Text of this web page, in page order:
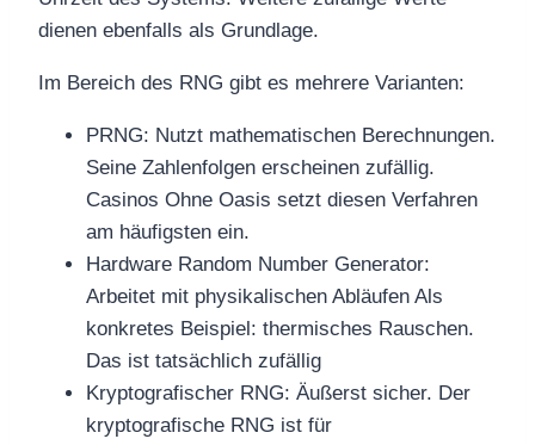
dienen ebenfalls als Grundlage.
Im Bereich des RNG gibt es mehrere Varianten:
PRNG: Nutzt mathematischen Berechnungen.
Seine Zahlenfolgen erscheinen zufällig.
Casinos Ohne Oasis setzt diesen Verfahren
am häufigsten ein.
Hardware Random Number Generator:
Arbeitet mit physikalischen Abläufen Als
konkretes Beispiel: thermisches Rauschen.
Das ist tatsächlich zufällig
Kryptografischer RNG: Äußerst sicher. Der
kryptografische RNG ist für